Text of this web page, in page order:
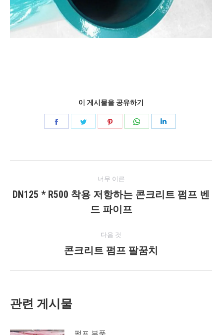
이 게시물을 공유하기
북
다
센
터
인
시
이
너무 이른
이
전
시
물:
DN125 * R500 착용 저항하는 콘크리트 펌프 벤
드 파이프
다음 것
다
콘크리트 펌프 팔꿈치
관련 게시물